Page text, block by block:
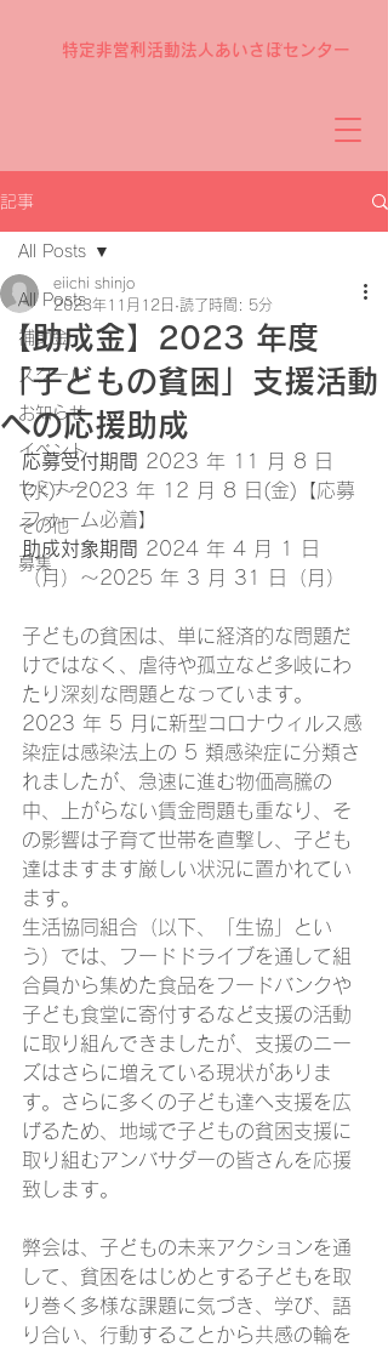
特定非営利活動法人あいさぽセンター
記事
All Posts
補助金
スクール
お知らせ
イベント
セミナー
その他
募集
All Posts
【助成金】2023 年度
「子どもの貧困」支援活動
への応援助成
eiichi shinjo
2023年11月12日 読了時間: 5分
応募受付期間 2023 年 11 月 8 日
(水)～2023 年 12 月 8 日(金)【応募
フォーム必着】
助成対象期間 2024 年 4 月 1 日
（月）～2025 年 3 月 31 日（月）
子どもの貧困は、単に経済的な問題だ
けではなく、虐待や孤立など多岐にわ
たり深刻な問題となっています。
2023 年 5 月に新型コロナウィルス感
染症は感染法上の 5 類感染症に分類さ
れましたが、急速に進む物価高騰の
中、上がらない賃金問題も重なり、そ
の影響は子育て世帯を直撃し、子ども
達はますます厳しい状況に置かれてい
ます。
生活協同組合（以下、「生協」とい
う）では、フードドライブを通して組
合員から集めた食品をフードバンクや
子ども食堂に寄付するなど支援の活動
に取り組んできましたが、支援のニー
ズはさらに増えている現状がありま
す。さらに多くの子ども達へ支援を広
げるため、地域で子どもの貧困支援に
取り組むアンバサダーの皆さんを応援
致します。
弊会は、子どもの未来アクションを通
して、貧困をはじめとする子どもを取
り巻く多様な課題に気づき、学び、語
り合い、行動することから共感の輪を